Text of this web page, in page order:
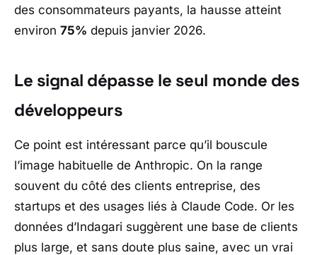
des consommateurs payants, la hausse atteint
environ 75% depuis janvier 2026.
Le signal dépasse le seul monde des
développeurs
Ce point est intéressant parce qu’il bouscule
l’image habituelle de Anthropic. On la range
souvent du côté des clients entreprise, des
startups et des usages liés à Claude Code. Or les
données d’Indagari suggèrent une base de clients
plus large, et sans doute plus saine, avec un vrai